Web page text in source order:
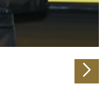
Medien anbieten
Website zu
zu Ihrer
Partner für
weiter. Unsere
mit